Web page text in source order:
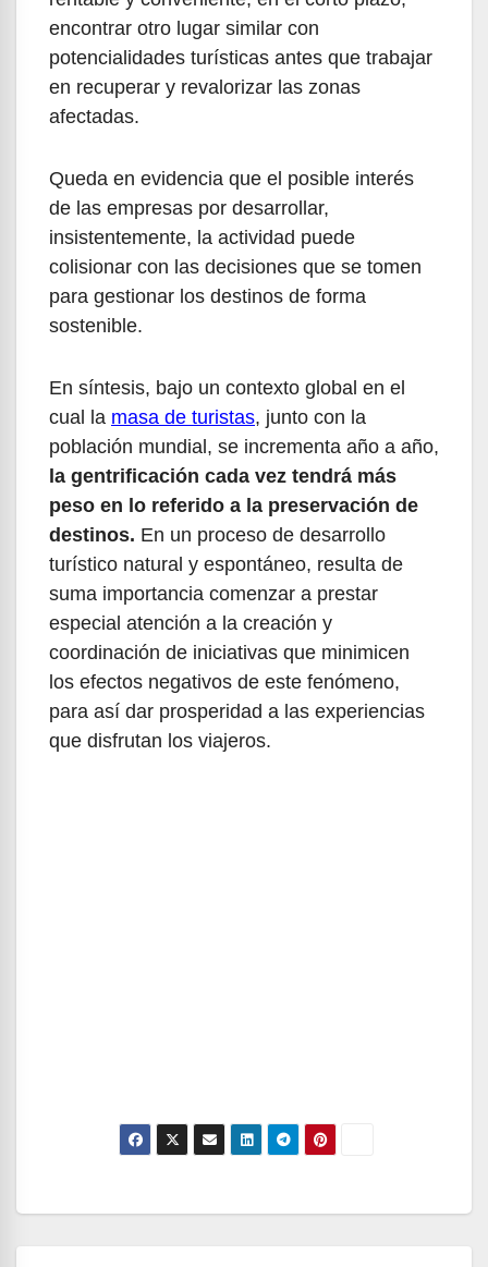
encontrar otro lugar similar con
potencialidades turísticas antes que trabajar
en recuperar y revalorizar las zonas
afectadas.
Queda en evidencia que el posible interés
de las empresas por desarrollar,
insistentemente, la actividad puede
colisionar con las decisiones que se tomen
para gestionar los destinos de forma
sostenible.
En síntesis, bajo un contexto global en el
cual la masa de turistas, junto con la
población mundial, se incrementa año a año,
la gentrificación cada vez tendrá más
peso en lo referido a la preservación de
destinos. En un proceso de desarrollo
turístico natural y espontáneo, resulta de
suma importancia comenzar a prestar
especial atención a la creación y
coordinación de iniciativas que minimicen
los efectos negativos de este fenómeno,
para así dar prosperidad a las experiencias
que disfrutan los viajeros.